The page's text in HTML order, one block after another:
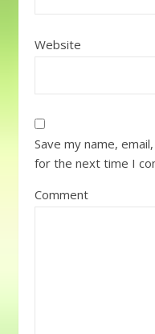
Website
Save my name,
for the next time I
Comment